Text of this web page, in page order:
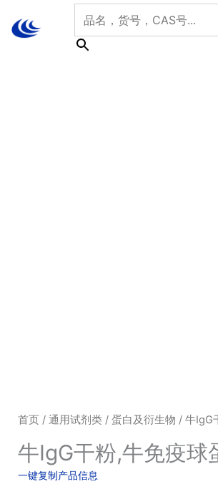
首页/ 通用试剂类/ 蛋白及衍生物 / 牛IgG
牛IgG干粉,牛免疫球
一键复制产品信息